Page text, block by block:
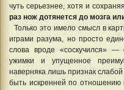
чуть серьезнее, хотя и
раз нож дотянется до мозга
Только это имело смысл в
играми разума, но просто
слова вроде «соскучился»
ужимки и упущенное
наверняка лишь признак
быть искренней по